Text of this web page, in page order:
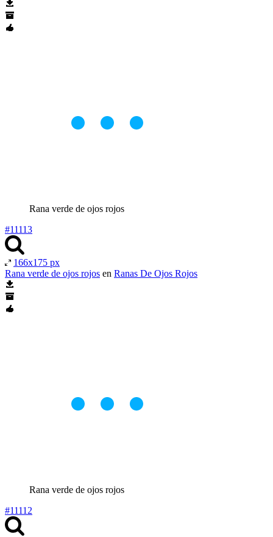
Rana verde de ojos rojos
#11113
166x175 px
Rana verde de ojos rojos en Ranas De Ojos Rojos
Rana verde de ojos rojos
#11112